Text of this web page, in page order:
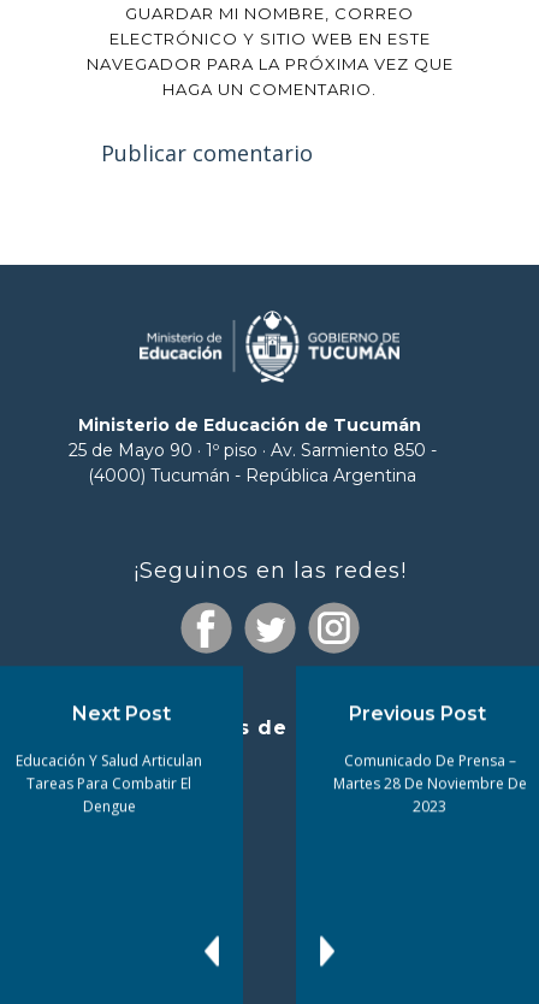
GUARDAR MI NOMBRE, CORREO
ELECTRÓNICO Y SITIO WEB EN ESTE
NAVEGADOR PARA LA PRÓXIMA VEZ QUE
HAGA UN COMENTARIO.
Publicar comentario
Ministerio de Educación de Tucumán
25 de Mayo 90 · 1º piso · Av. Sarmiento 850 -
(4000) Tucumán - República Argentina
¡Seguinos en las redes!
Enlaces de interés
Previous Post
Comunicado De Prensa –
Martes 28 De Noviembre De
2023
Next Post
Educación Y Salud Articulan
Tareas Para Combatir El
Dengue